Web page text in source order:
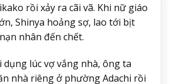
rồi xảy ra cãi vã. Khi nữ giáo
Shinya hoảng sợ, lao tới bịt
nhân đến chết.
dụng lúc vợ vắng nhà, ông ta
nhà riêng ở phường Adachi rồi